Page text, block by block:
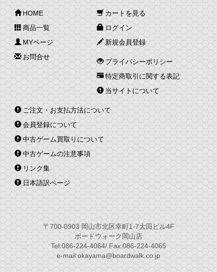
HOME
商品一覧
MYページ
お問合せ
カートを見る
ログイン
新規会員登録
プライバシーポリシー
特定商取引に関する表記
当サイトについて
ご注文・お支払方法について
会員登録について
中古ゲーム買取りについて
中古ゲームの注意事項
リンク集
日本語訳ページ
〒700-0903 岡山市北区幸町1-7大田ビル4F
ボードウォーク岡山店
Tel:086-224-4064/ Fax:086-224-4065
e-mail:okayama@boardwalk.co.jp